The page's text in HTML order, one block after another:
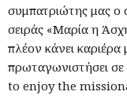
συμπατριώτης μας ο
σειράς «Μαρία η
πλέον κάνει
πρωταγωνιστήσει
to enjoy the